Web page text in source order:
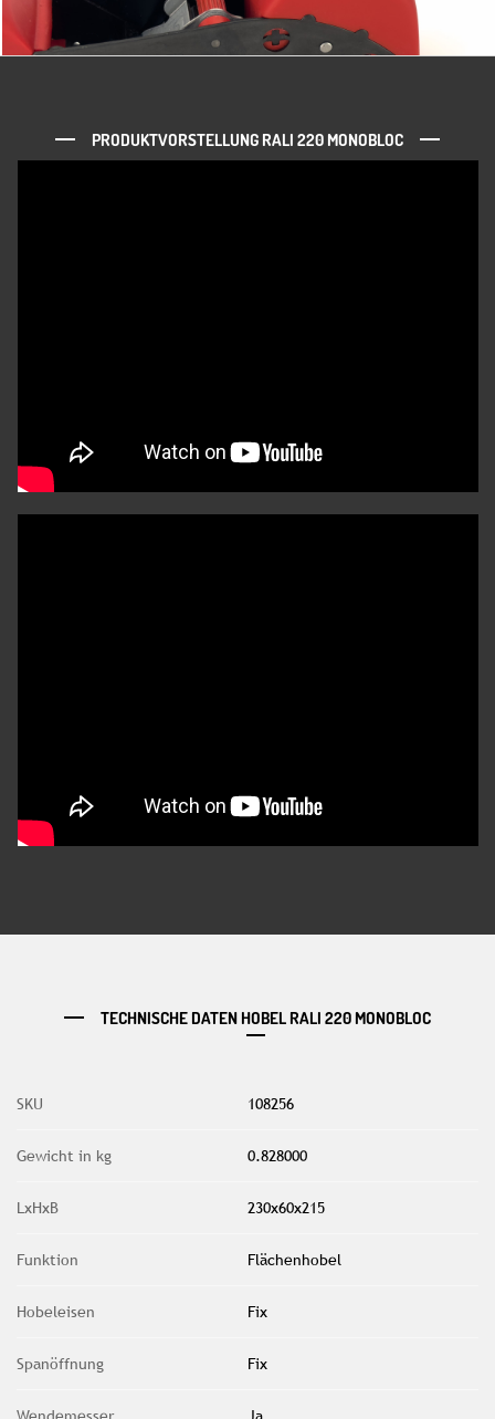
PRODUKTVORSTELLUNG RALI 220 MONOBLOC
TECHNISCHE DATEN HOBEL RALI 220 MONOBLOC
SKU 108256
Gewicht in kg 0.828000
LxHxB 230x60x215
Funktion Flächenhobel
Hobeleisen Fix
Spanöffnung Fix